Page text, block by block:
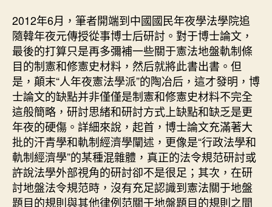
2012年6月，筆者開端到中國國民年夜學法學院追
隨韓年夜元傳授從事博士后研討。對于博士論文，
最後的打算只是再多彌補一些關于憲法地盤軌制條
目的制憲和修憲史材料，然后就將此書出書。但
是，顛末“人年夜憲法學派”的陶冶后，這才發明，博
士論文的缺點并非僅僅是制憲和修憲史材料不完全
這般簡略，研討思緒和研討方式上缺點和缺乏是更
年夜的硬傷。詳細來說，起首，博士論文充滿著大
批的汗青學和軌制經濟學闡述，更像是“行政法學和
軌制經濟學”的某種混雜體，真正的法令規范研討或
許說法學外部視角的研討卻不是很足；其次，在研
討地盤法令規范時，沒有充足認識到憲法關于地盤
題目的規則與其他律例范關于地盤題目的規則之間